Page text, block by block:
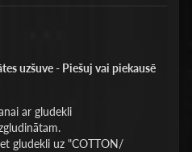
uzšuve - Piešuj vai piekausē
ar gludekli
gludekli uz "COTTON/